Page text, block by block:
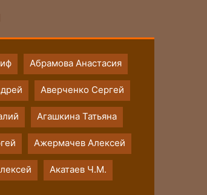
Абрамова Анастасия
Аверченко Сергей
Агашкина Татьяна
Ажермачев Алексей
Акатаев Ч.М.